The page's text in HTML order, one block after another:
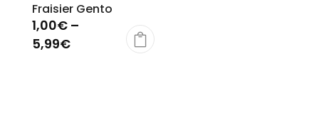
Fraisier Gento
1,00€–
5,99€